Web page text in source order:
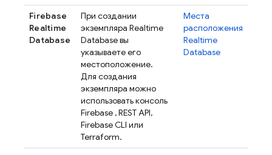
Firebase
Realtime
Database
При создании
экземпляра Realtime
Databaseвы
указываете его
местоположение.
Для создания
экземпляра можно
использовать консоль
Firebase , REST API,
FirebaseCLI или
Terraform.
Места
расположения
Realtime
Database